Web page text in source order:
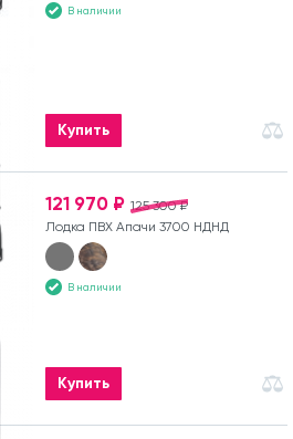
В наличии
Купить
125 300 ₽
121 970 ₽
Лодка ПВХ Апачи 3700 НДНД
В наличии
Купить